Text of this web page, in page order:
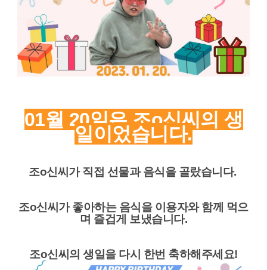
01월 20일은 조o신씨의 생
일이었습니다.
조o신씨가 직접 선물과 음식을 골랐습니다.
조o신씨가 좋아하는 음식을 이용자와 함께 먹으
며 즐겁게 보냈습니다.
조o신씨의 생일을 다시 한번 축하해주세요!